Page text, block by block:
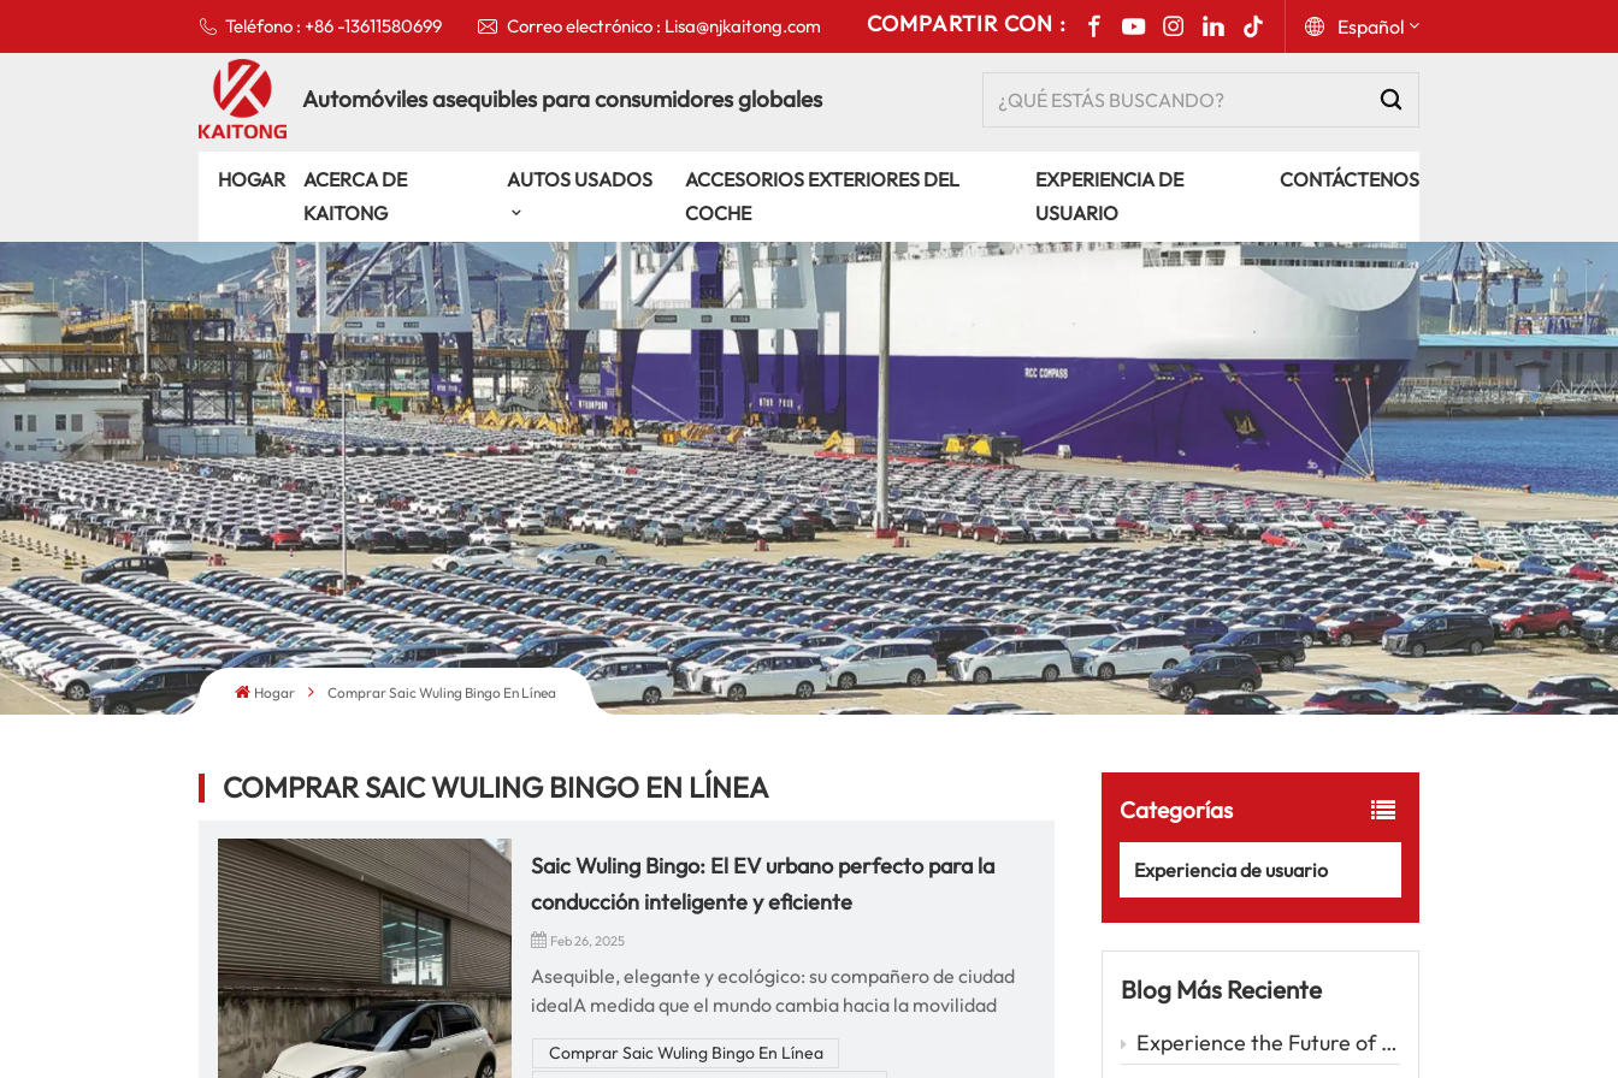
Teléfono : +86 -13611580699 Correo electrónico : Lisa@njkaitong.com COMPARTIR CON : Español
Русский
Español
Português
عربي
kiswahili
Automóviles asequibles para consumidores globales
HOGAR
ACERCA DE
KAITONG
AUTOS USADOS
ACCESORIOS EXTERIORES DEL
COCHE
EXPERIENCIA DE
USUARIO
CONTÁCTENOS
Hogar Comprar Saic Wuling Bingo En Línea
Categorías
Experiencia de usuario
Blog Más Reciente
Experience the Future of Driving with the Zeekr 001 – A Luxury EV Redefining Performance and Comfort Car
COMPRAR SAIC WULING BINGO EN LÍNEA
Saic Wuling Bingo: El EV urbano perfecto para la
conducción inteligente y eficiente
Feb 26, 2025
Asequible, elegante y ecológico: su compañero de ciudad
idealA medida que el mundo cambia hacia la movilidad
elegante y eficiente Vehículo eléctrico (EV) personalizado
Comprar Saic Wuling Bingo En Línea